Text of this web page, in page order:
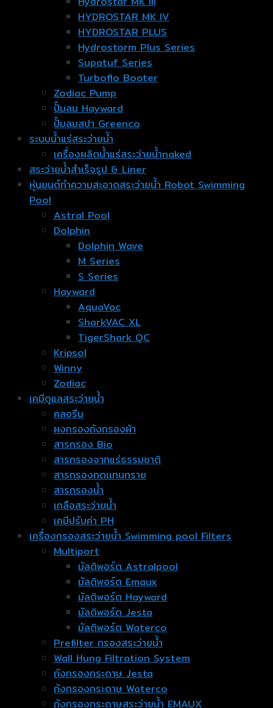
HYDROSTAR MK IV
HYDROSTAR PLUS
Hydrostorm Plus Series
Supatuf Series
Turboflo Booter
Zodiac Pump
ปั๊มลม Hayward
ปั๊มลมสปา Greenco
ระบบน้ำแร่สระว่ายน้ำ
เครื่องผลิตน้ำแร่สระว่ายน้ำnaked
สระว่ายน้ำสำเร็จรูป & Liner
หุ่นยนต์ทำความสะอาดสระว่ายน้ำ Robot Swimming
Pool
Astral Pool
Dolphin
Dolphin Wave
M Series
S Series
Hayward
AquaVac
SharkVAC XL
TigerShark QC
Kripsol
Winny
Zodiac
เคมีดูแลสระว่ายน้ำ
คลอรีน
ผงกรองถังกรองผ้า
สารกรอง Bio
สารกรองจากแร่ธรรมชาติ
สารกรองทดเเทนทราย
สารกรองน้ำ
เกลือสระว่ายน้ำ
เคมีปรับค่า PH
เครื่องกรองสระว่ายน้ำ Swimming pool Filters
Multiport
มัลติพอร์ต Astralpool
มัลติพอร์ต Emaux
มัลติพอร์ต Hayward
มัลติพอร์ต Jesta
มัลติพอร์ต Waterco
Prefilter กรองสระว่ายน้ำ
Wall Hung Filtration System
ถังกรองกระดาษ Jesta
ถังกรองกระดาษ Waterco
ถังกรองกระดาษสระว่ายน้ำ EMAUX